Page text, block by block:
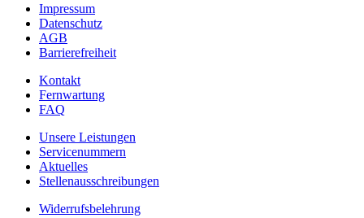
Impressum
Datenschutz
AGB
Barrierefreiheit
Kontakt
Fernwartung
FAQ
Unsere Leistungen
Servicenummern
Aktuelles
Stellenausschreibungen
Widerrufsbelehrung